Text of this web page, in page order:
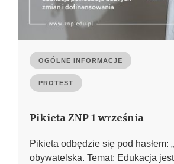
OGÓLNE INFORMACJE
PROTEST
Pikieta ZNP 1 września
Pikieta odbędzie się pod hasłem:
obywatelska. Temat: Edukacja jest